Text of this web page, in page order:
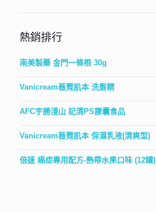
熱銷排行
南美製藥 金門一條根 30g
Vanicream薇霓肌本 洗髮精
AFC宇勝淺山 記清PS膠囊食品
Vanicream薇霓肌本 保濕乳液(清爽型)
倍速 癌症專用配方-熱帶水果口味 (12罐)